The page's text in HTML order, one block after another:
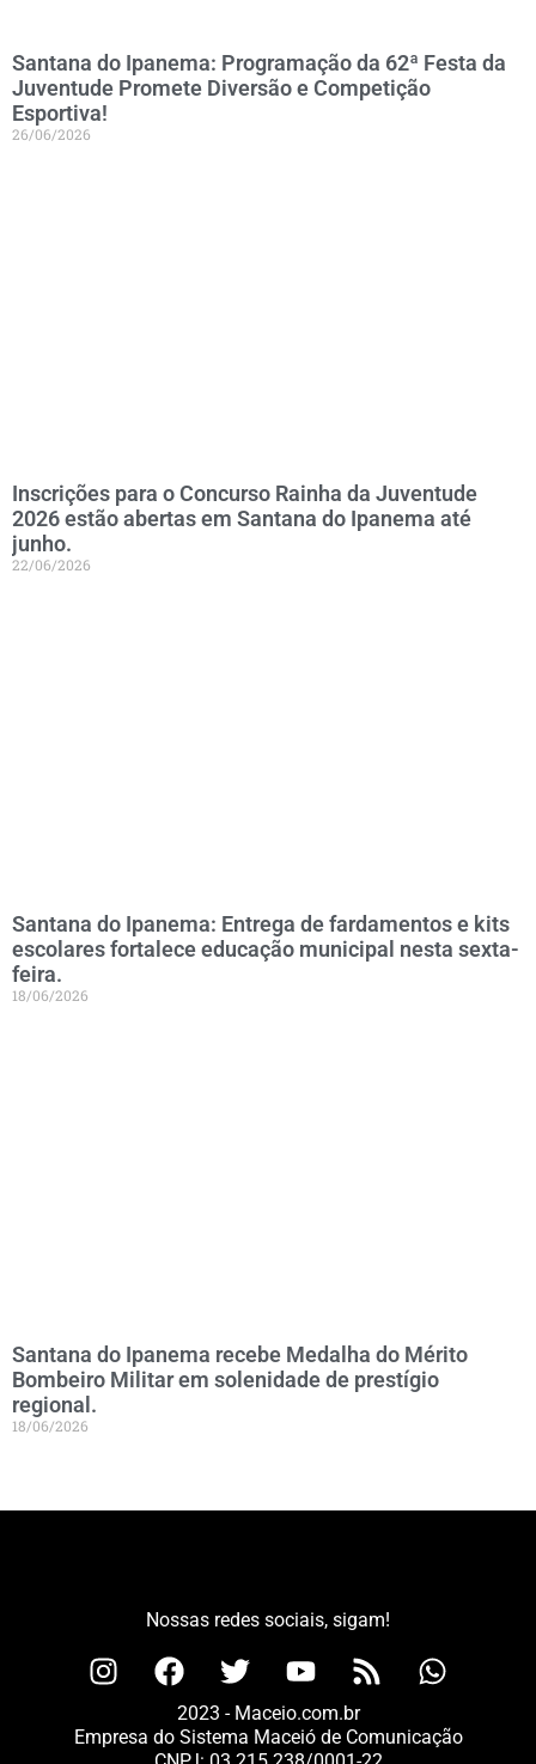
Santana do Ipanema: Programação da 62ª Festa da
Juventude Promete Diversão e Competição
Esportiva!
26/06/2026
Inscrições para o Concurso Rainha da Juventude
2026 estão abertas em Santana do Ipanema até
junho.
22/06/2026
Santana do Ipanema: Entrega de fardamentos e kits
escolares fortalece educação municipal nesta sexta-
feira.
18/06/2026
Santana do Ipanema recebe Medalha do Mérito
Bombeiro Militar em solenidade de prestígio
regional.
18/06/2026
Nossas redes sociais, sigam!
2023 - Maceio.com.br
Empresa do Sistema Maceió de Comunicação